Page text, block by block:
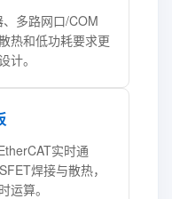
多路网口/COM
热和低功耗要求更
计。
实时通
焊接与散热，
运算。